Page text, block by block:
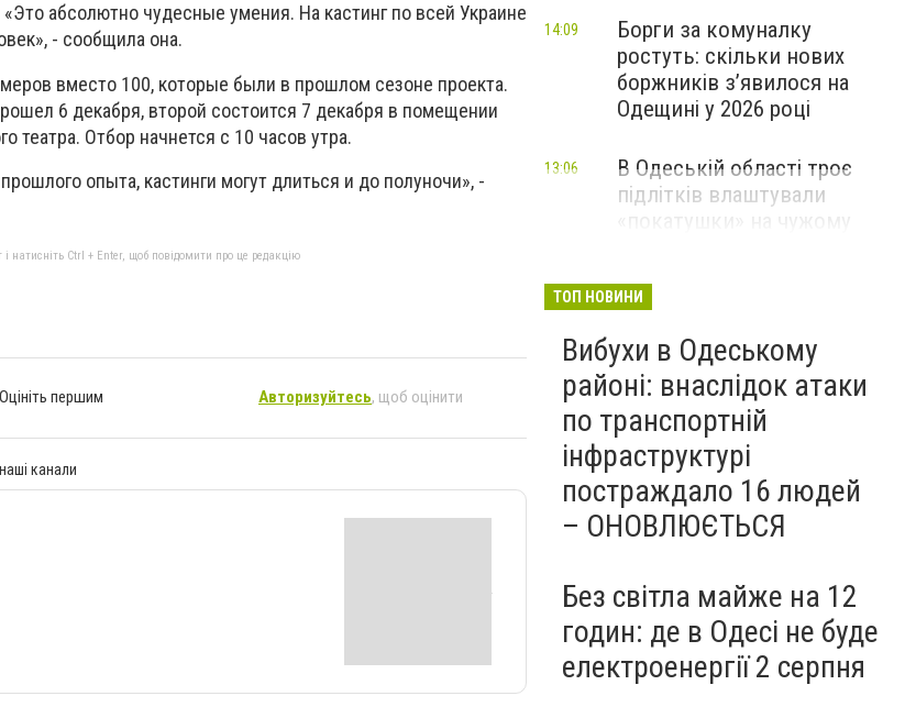
абсолютно чудесные умения. На кастинг по всей Украине
- сообщила она.
вместо 100, которые были в прошлом сезоне проекта.
6 декабря, второй состоится 7 декабря в помещении
театра. Отбор начнется с 10 часов утра.
опыта, кастинги могут длиться и до полуночи», -
натисніть Ctrl + Enter, щоб повідомити про це редакцію
Оцініть першим Авторизуйтесь, щоб оцінити
канали
Борги за комуналку
ростуть: скільки нових
боржників з’явилося на
Одещині у 2026 році
14:09
В Одеській області троє
підлітків влаштували
13:06
ТОП НОВИНИ
Вибухи в Одеському
районі: внаслідок атаки
по транспортній
інфраструктурі
постраждало 16 людей
– ОНОВЛЮЄТЬСЯ
Без світла майже на 12
годин: де в Одесі не буде
електроенергії 2 серпня